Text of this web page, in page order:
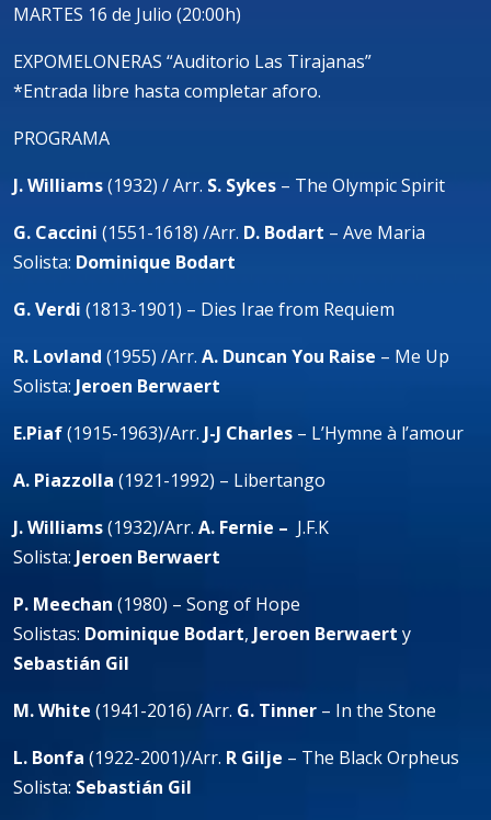
MARTES 16 de Julio (20:00h)
EXPOMELONERAS “Auditorio Las Tirajanas”
*Entrada libre hasta completar aforo.
PROGRAMA
J. Williams(1932) / Arr. S. Sykes – The Olympic Spirit
G. Caccini (1551-1618) /Arr. D. Bodart – Ave Maria
Solista: Dominique Bodart
G. Verdi (1813-1901) – Dies Irae from Requiem
R. Lovland (1955) /Arr. A. Duncan You Raise – Me Up
Solista: Jeroen Berwaert
E.Piaf(1915-1963)/Arr. J-J Charles – L’Hymne à l’amour
A. Piazzolla (1921-1992) – Libertango
J. Williams(1932)/Arr. A. Fernie – J.F.K
Solista: Jeroen Berwaert
P. Meechan (1980) – Song of Hope
Solistas: Dominique Bodart, Jeroen Berwaert y
Sebastián Gil
M. White (1941-2016) /Arr. G. Tinner – In the Stone
L. Bonfa (1922-2001)/Arr. R Gilje – The Black Orpheus
Solista: Sebastián Gil